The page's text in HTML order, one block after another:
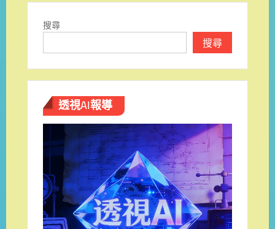
搜尋
搜尋
透視AI報導